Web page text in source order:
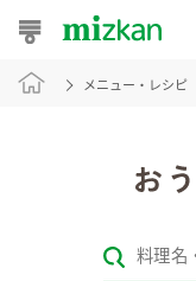
おうちレシピ
レシピカテゴリ一覧
メニュー・レシピ